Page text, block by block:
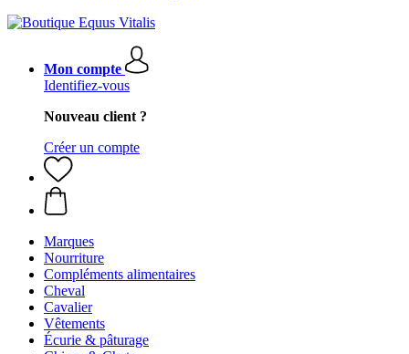
Mon compte
Identifiez-vous
Nouveau client ?
Créer un compte
Marques
Nourriture
Compléments alimentaires
Cheval
Cavalier
Vêtements
Écurie & pâturage